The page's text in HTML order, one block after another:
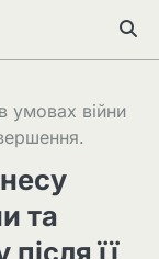
умовах війни
та
її